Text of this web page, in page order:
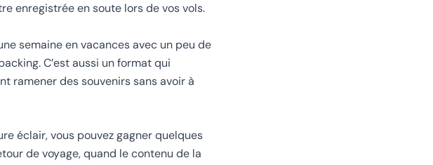
enregistrée en soute lors de vos vols.
semaine en vacances avec un peu de
C’est aussi un format qui
ramener des souvenirs sans avoir à
éclair, vous pouvez gagner quelques
de voyage, quand le contenu de la